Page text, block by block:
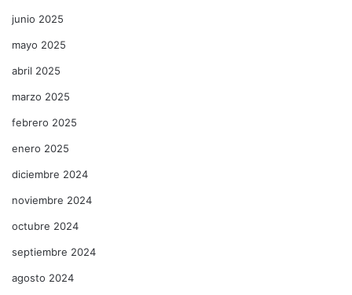
junio 2025
mayo 2025
abril 2025
marzo 2025
febrero 2025
enero 2025
diciembre 2024
noviembre 2024
octubre 2024
septiembre 2024
agosto 2024